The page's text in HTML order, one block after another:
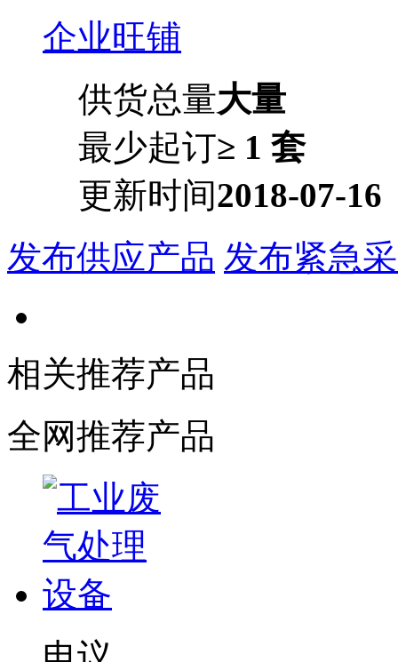
企业旺铺
供货总量大量
最少起订≥ 1 套
更新时间2018-07-16
发布供应产品 发布紧急
相关推荐产品
全网推荐产品